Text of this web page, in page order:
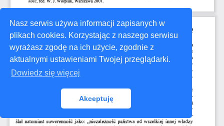
Nasz serwis używa informacji zapisanych w
plikach cookies. Korzystając z naszego serwisu
wyrażasz zgodę na ich użycie, zgodnie z
aktualnymi ustawieniami Twojej przeglądarki.
Dowiedz się więcej
Akceptuję